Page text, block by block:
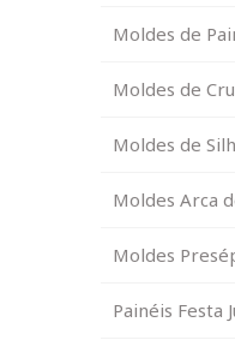
Moldes de
Moldes de
Moldes de
Moldes Arca
Moldes
Painéis Festa